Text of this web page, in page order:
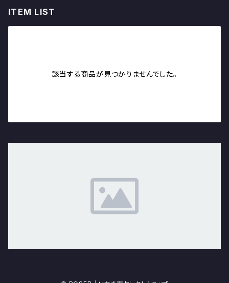
ITEM LIST
該当する商品が見つかりませんでした。